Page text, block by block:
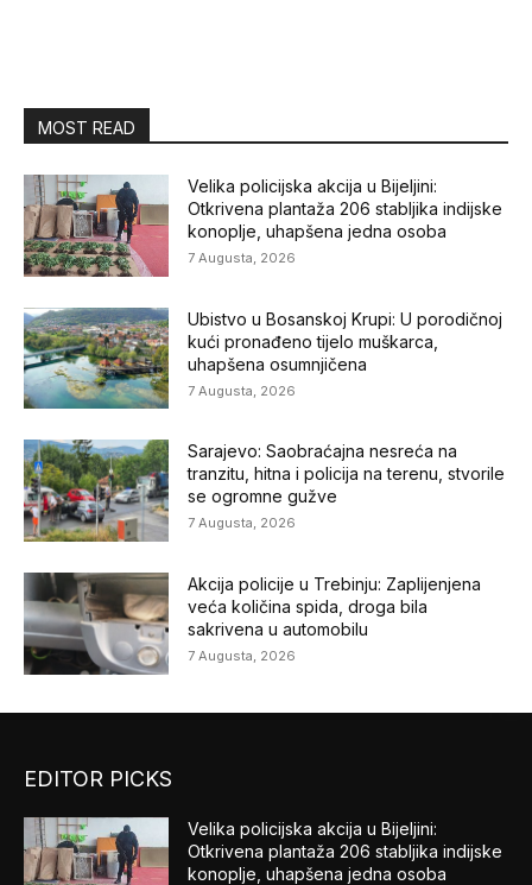
MOST READ
Velika policijska akcija u Bijeljini:
Otkrivena plantaža 206 stabljika indijske
konoplje, uhapšena jedna osoba
7 Augusta, 2026
Ubistvo u Bosanskoj Krupi: U porodičnoj
kući pronađeno tijelo muškarca,
uhapšena osumnjičena
7 Augusta, 2026
Sarajevo: Saobraćajna nesreća na
tranzitu, hitna i policija na terenu, stvorile
se ogromne gužve
7 Augusta, 2026
Akcija policije u Trebinju: Zaplijenjena
veća količina spida, droga bila
sakrivena u automobilu
7 Augusta, 2026
EDITOR PICKS
Velika policijska akcija u Bijeljini:
Otkrivena plantaža 206 stabljika indijske
konoplje, uhapšena jedna osoba